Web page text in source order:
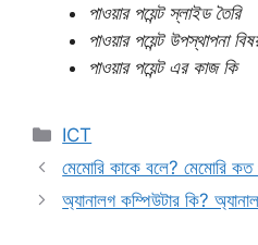
পাওয়ার পয়েন্ট স্লাইড তৈরি
পাওয়ার পয়েন্ট উপস্থাপনা
পাওয়ার পয়েন্ট এর কাজ কি
Categories
ICT
মেমোরি কাকে বলে? মেমোরি
অ্যানালগ কম্পিউটার কি?